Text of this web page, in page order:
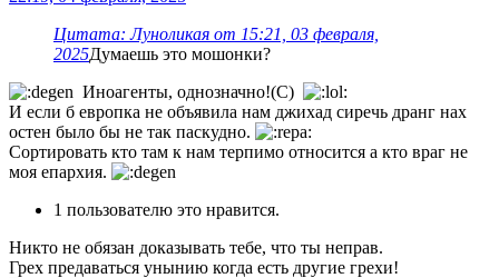
Цитата: Луноликая от 15:21, 03 февраля,
2025Думаешь это мошонки?
Иноагенты, однозначно!(С)
И если б европка не объявила нам джихад сиречь дранг нах
остен было бы не так паскудно.
Сортировать кто там к нам терпимо относится а кто враг не
моя епархия.
1 пользователю это нравится.
Никто не обязан доказывать тебе, что ты неправ.
Грех предаваться унынию когда есть другие грехи!